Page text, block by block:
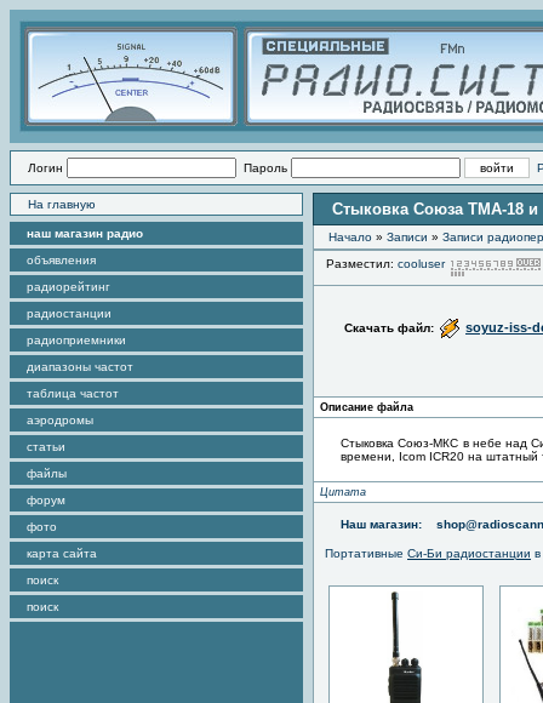
Логин Пароль
На главную
наш магазин радио
объявления
радиорейтинг
радиостанции
радиоприемники
диапазоны частот
таблица частот
аэродромы
статьи
файлы
форум
фото
карта сайта
поиск
поиск
Стыковка Союза ТМА-18 и
Начало » Записи » Записи
Разместил: cooluser
Скачать файл: soyuz-iss-
Описание файла
Стыковка Союз-МКС в небе над
времени, Icom ICR20 на штатный
Цитата
Наш магазин:
Портативные Си-Би радиостанции